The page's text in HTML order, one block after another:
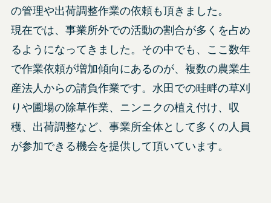
の管理や出荷調整作業の依頼も頂きました。
現在では、事業所外での活動の割合が多くを占め
るようになってきました。その中でも、ここ数年
で作業依頼が増加傾向にあるのが、複数の農業生
産法人からの請負作業です。水田での畦畔の草刈
りや圃場の除草作業、ニンニクの植え付け、収
穫、出荷調整など、事業所全体として多くの人員
が参加できる機会を提供して頂いています。